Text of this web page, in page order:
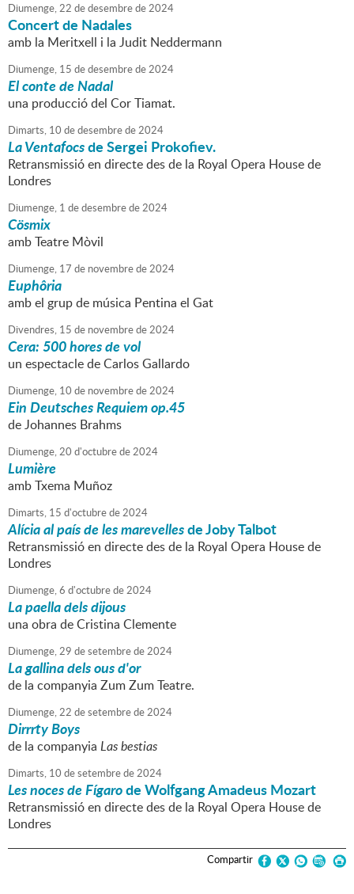
Diumenge,22 dedesembrede2024
Concert de Nadales
amb la Meritxell i la Judit Neddermann
Diumenge, 15 dedesembrede2024
El conte de Nadal
una producció del Cor Tiamat.
Dimarts, 10 dedesembrede2024
La Ventafocsde Sergei Prokofiev.
Retransmissió en directe des de la Royal Opera House de
Londres
Diumenge, 1 dedesembrede2024
Cösmix
amb Teatre Mòvil
Diumenge, 17 de novembrede2024
Euphôria
amb el grup de música Pentina el Gat
Divendres, 15 de novembrede2024
Cera: 500 hores de vol
un espectacle de Carlos Gallardo
Diumenge, 10 de novembrede2024
Ein Deutsches Requiem op.45
de Johannes Brahms
Diumenge,20 d'octubrede2024
Lumière
amb Txema Muñoz
Dimarts, 15 d'octubrede2024
Alícia al país de les marevellesde Joby Talbot
Retransmissió en directe des de la Royal Opera House de
Londres
Diumenge,6 d'octubrede2024
La paella dels dijous
una obra de Cristina Clemente
Diumenge,29 desetembrede2024
La gallina dels ous d'or
de la companyia Zum Zum Teatre.
Diumenge,22 desetembrede2024
Dirrrty Boys
de la companyia Las bestias
Dimarts, 10 desetembrede2024
Les noces de Fígarode Wolfgang Amadeus Mozart
Retransmissió en directe des de la Royal Opera House de
Londres
Compartir